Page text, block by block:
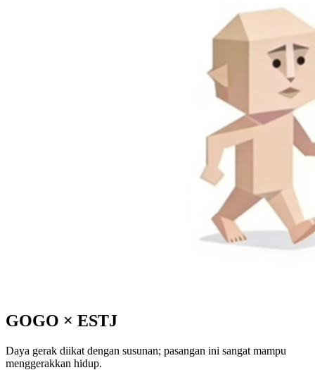
GOGO × ESTJ
Daya gerak diikat dengan susunan; pasangan ini sangat mampu
menggerakkan hidup.